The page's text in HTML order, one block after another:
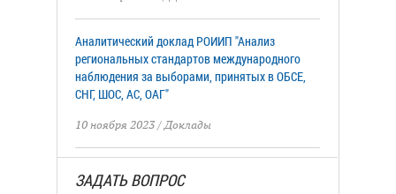
Аналитический доклад РОИИП "Анализ
региональных стандартов международного
наблюдения за выборами, принятых в ОБСЕ,
СНГ, ШОС, АС, ОАГ"
10 ноября 2023 / Доклады
ЗАДАТЬ ВОПРОС